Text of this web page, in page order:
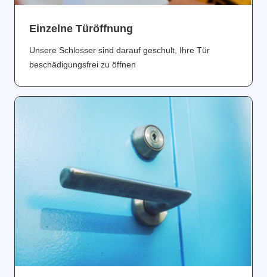
Einzelne Türöffnung
Unsere Schlosser sind darauf geschult, Ihre Tür
beschädigungsfrei zu öffnen